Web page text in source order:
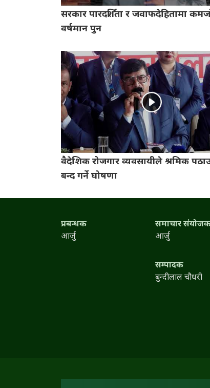
सरकार पारदर्शिता र जवाफदेहितामा
वर्षमान पुन
वैदेशिक रोजगार व्यवसायीले श्रमिक
बन्द गर्ने घोषणा
प्रबन्धक
आर्जु
समाचार
आर्जु
सम्पादक
बुन्दीलाल चौधरी